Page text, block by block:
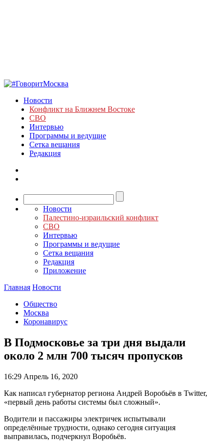
Новости
Конфликт на Ближнем Востоке
СВО
Интервью
Программы и ведущие
Сетка вещания
Редакция
Новости
Палестино-израильский конфликт
СВО
Интервью
Программы и ведущие
Сетка вещания
Редакция
Приложение
Главная Новости
Общество
Москва
Коронавирус
В Подмосковье за три дня выдали
около 2 млн 700 тысяч пропусков
16:29 Апрель 16, 2020
Как написал губернатор региона Андрей Воробьёв в Twitter,
«первый день работы системы был сложный».
Водители и пассажиры электричек испытывали
определённые трудности, однако сегодня ситуация
выправилась, подчеркнул Воробьёв.